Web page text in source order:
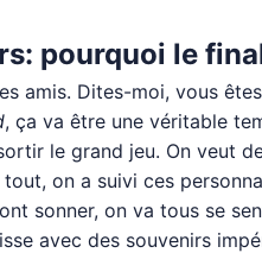
pourquoi le
amis. Dites-moi, vous
, ça va être une véritable
le grand jeu. On veut
on a suivi ces
sonner, on va tous se
avec des souvenirs